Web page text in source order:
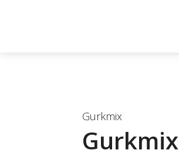
Gurkmix
Gurkmix